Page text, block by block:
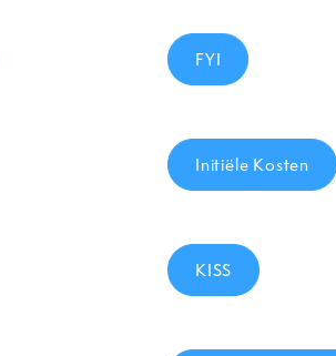
FYI
Initiële Kosten
KISS